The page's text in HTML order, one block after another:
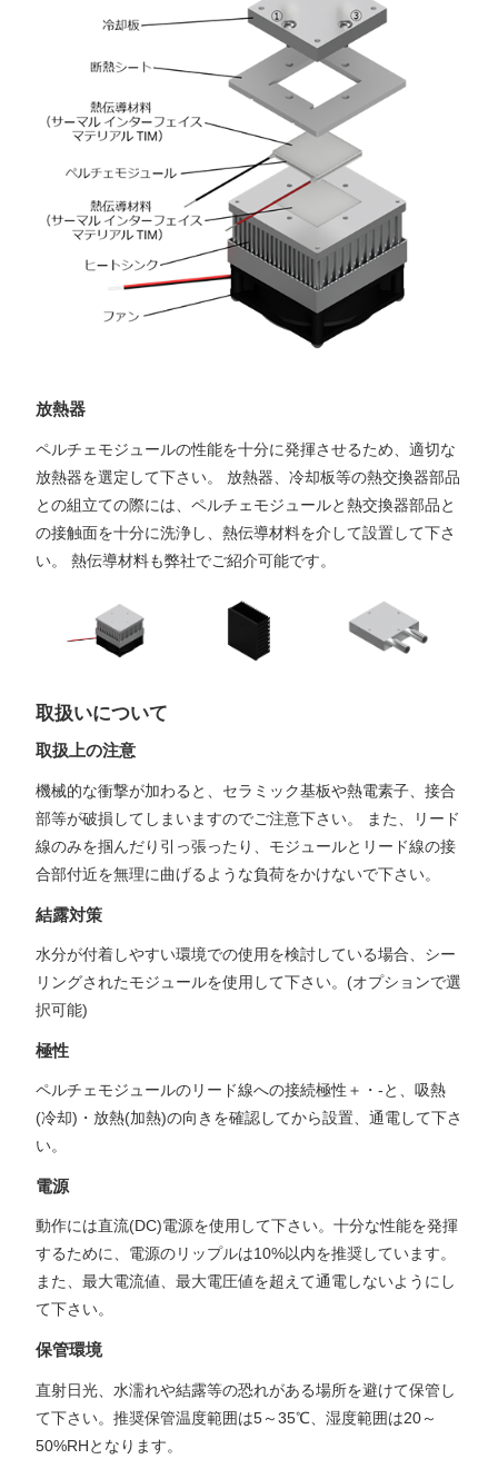
放熱器
ペルチェモジュールの性能を十分に発揮させるため、適切な
放熱器を選定して下さい。 放熱器、冷却板等の熱交換器部品
との組立ての際には、ペルチェモジュールと熱交換器部品と
の接触面を十分に洗浄し、熱伝導材料を介して設置して下さ
い。 熱伝導材料も弊社でご紹介可能です。
取扱いについて
取扱上の注意
機械的な衝撃が加わると、セラミック基板や熱電素子、接合
部等が破損してしまいますのでご注意下さい。 また、リード
線のみを掴んだり引っ張ったり、モジュールとリード線の接
合部付近を無理に曲げるような負荷をかけないで下さい。
結露対策
水分が付着しやすい環境での使用を検討している場合、シー
リングされたモジュールを使用して下さい。(オプションで選
択可能)
極性
ペルチェモジュールのリード線への接続極性＋・-と、吸熱
(冷却)・放熱(加熱)の向きを確認してから設置、通電して下さ
い。
電源
動作には直流(DC)電源を使用して下さい。十分な性能を発揮
するために、電源のリップルは10%以内を推奨しています。
また、最大電流値、最大電圧値を超えて通電しないようにし
て下さい。
保管環境
直射日光、水濡れや結露等の恐れがある場所を避けて保管し
て下さい。推奨保管温度範囲は5～35℃、湿度範囲は20～
50%RHとなります。